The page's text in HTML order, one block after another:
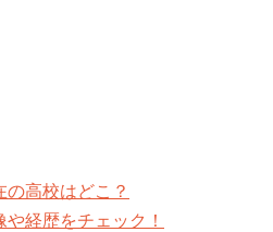
高校はどこ？
経歴をチェック！